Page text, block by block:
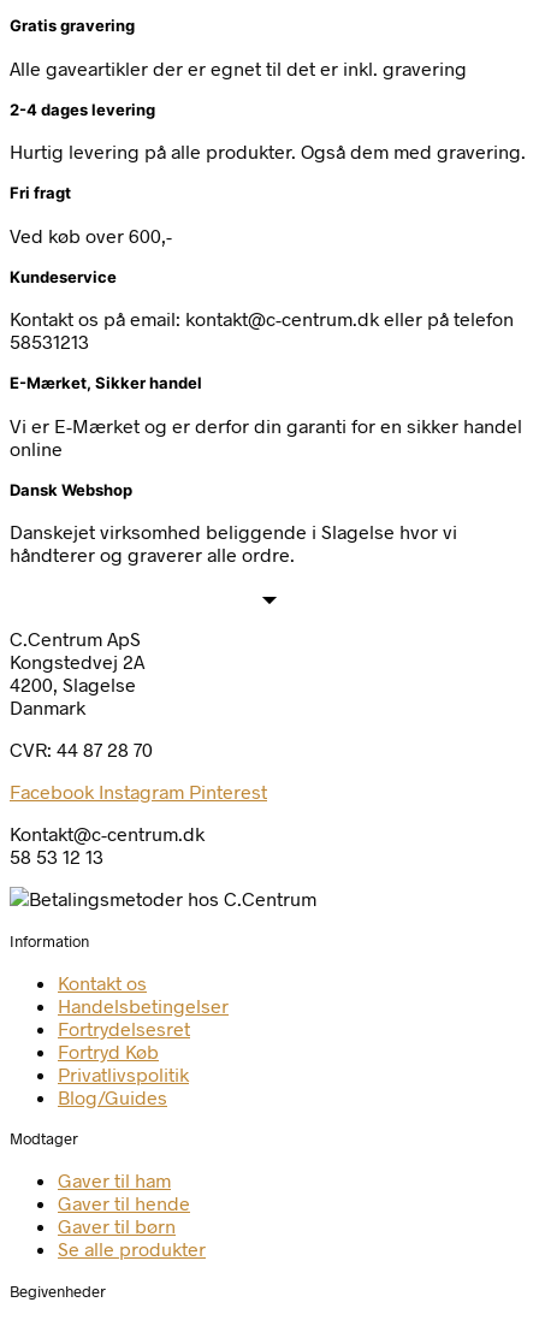
Gratis gravering
Alle gaveartikler der er egnet til det er inkl. gravering
2-4 dages levering
Hurtig levering på alle produkter. Også dem med gravering.
Fri fragt
Ved køb over 600,-
Kundeservice
Kontakt os på email: kontakt@c-centrum.dk eller på telefon
58531213
E-Mærket, Sikker handel
Vi er E-Mærket og er derfor din garanti for en sikker handel
online
Dansk Webshop
Danskejet virksomhed beliggende i Slagelse hvor vi
håndterer og graverer alle ordre.
C.Centrum ApS
Kongstedvej 2A
4200, Slagelse
Danmark
CVR: 44 87 28 70
Facebook Instagram Pinterest
Kontakt@c-centrum.dk
58 53 12 13
Information
Kontakt os
Handelsbetingelser
Fortrydelsesret
Fortryd Køb
Privatlivspolitik
Blog/Guides
Modtager
Gaver til ham
Gaver til hende
Gaver til børn
Se alle produkter
Begivenheder